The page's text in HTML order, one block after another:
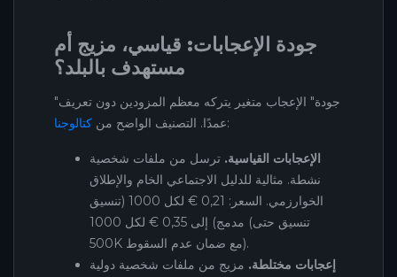
جودة الإعجابات: قياسي، مزيج أم
مستهدف بالبلد؟
"جودة" الإعجاب متغير يتركه معظم المزودين دون تعريف
عمدًا. التصنيف الواضح من كتالوجنا :
الإعجابات القياسية. ترسل من ملفات شخصية
نشطة. مثالية للدليل الاجتماعي الخام والإطلاق
الخوارزمي. السعر: 0,21 € لكل 1000 (تنسيق
مدمج) إلى 0,35 € لكل 1000 (تنسيق حتى
500K مع ضمان عدم السقوط).
إعجابات مختلطة. مزيج من ملفات شخصية دولية